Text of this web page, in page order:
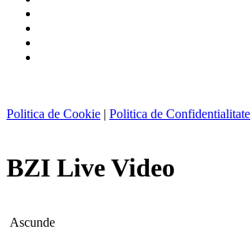
Politica de Cookie | Politica de Confidentialitate
BZI Live Video
Ascunde